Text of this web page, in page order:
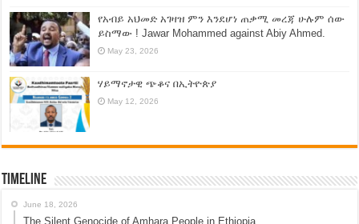
የአብይ አህመድ አገዛዝ ምን እንደሆነ ጠቃሚ መረጃ ሁሉም ሰው
ይስማው ! Jawar Mohammed against Abiy Ahmed.
May 23, 2026
ሃይማኖታዊ ጭቆና በኢትዮጵያ
May 12, 2026
Timeline
June 18, 2026
The Silent Genocide of Amhara People in Ethiopia